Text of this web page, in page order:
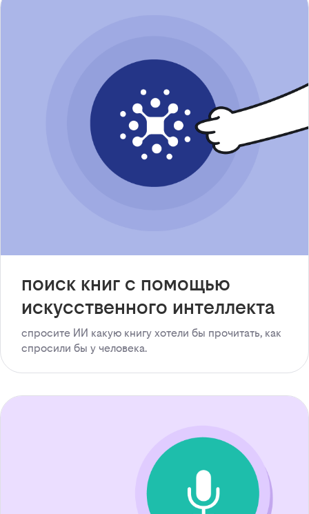
поиск книг с помощью
искусственного интеллекта
спросите ИИ какую книгу хотели бы прочитать, как
спросили бы у человека.